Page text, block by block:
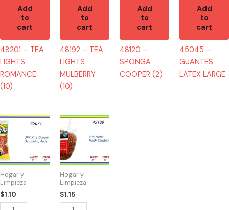
Add
to
cart
48201 – TEA
LIGHTS
ROMANCE
(10)
Add
to
cart
48192 – TEA
LIGHTS
MULBERRY
(10)
Add
to
cart
48120 –
SPONGA
COOPER (2)
Add
to
cart
45045 –
GUANTES
LATEX LARGE
Hogar y
Limpieza
$1.10
45671
-
XTRA
COOPER
PADS
(3)
quantity
Hogar y
Limpieza
$1.15
45189
-
SPONGA
COOPER
(4)
quantity